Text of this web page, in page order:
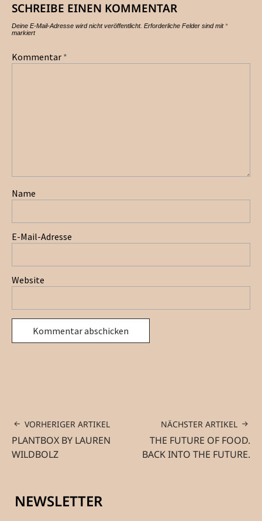
SCHREIBE EINEN KOMMENTAR
Deine E-Mail-Adresse wird nicht veröffentlicht. Erforderliche Felder sind mit*
markiert
Kommentar *
Name
E-Mail-Adresse
Website
VORHERIGER ARTIKEL
PLANTBOX BY LAUREN
WILDBOLZ
NÄCHSTER ARTIKEL
THE FUTURE OF FOOD.
BACK INTO THE FUTURE.
NEWSLETTER